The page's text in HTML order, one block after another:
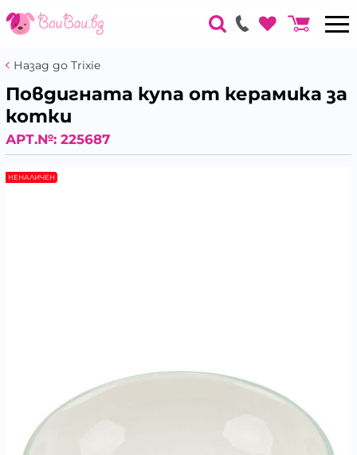
Назад до Trixie
Повдигната купа от керамика за
котки
АРТ.№: 225687
НЕНАЛИЧЕН